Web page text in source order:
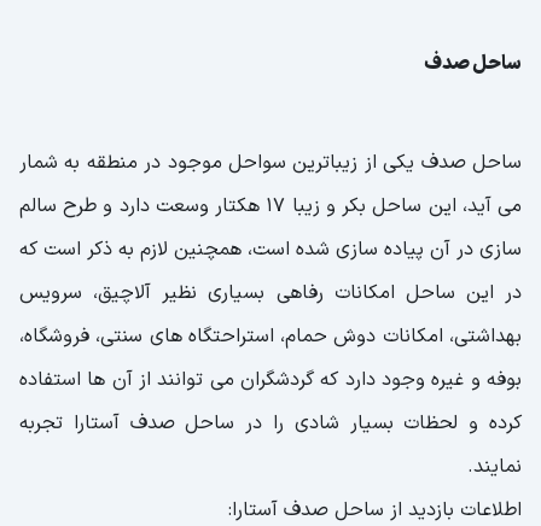
ساحل صدف
ساحل صدف یکی از زیباترین سواحل موجود در منطقه به شمار
می آید، این ساحل بکر و زیبا 17 هکتار وسعت دارد و طرح سالم
سازی در آن پیاده سازی شده است، همچنین لازم به ذکر است که
در این ساحل امکانات رفاهی بسیاری نظیر آلاچیق، سرویس
بهداشتی، امکانات دوش حمام، استراحتگاه های سنتی، فروشگاه،
بوفه و غیره وجود دارد که گردشگران می توانند از آن ها استفاده
کرده و لحظات بسیار شادی را در ساحل صدف آستارا تجربه
نمایند.
اطلاعات بازدید از ساحل صدف آستارا: